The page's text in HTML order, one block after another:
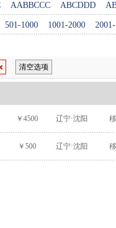
AABBCCC ABCDDD
501-1000 1001-2000
清空选项
￥4500 辽宁·沈阳
￥500 辽宁·沈阳